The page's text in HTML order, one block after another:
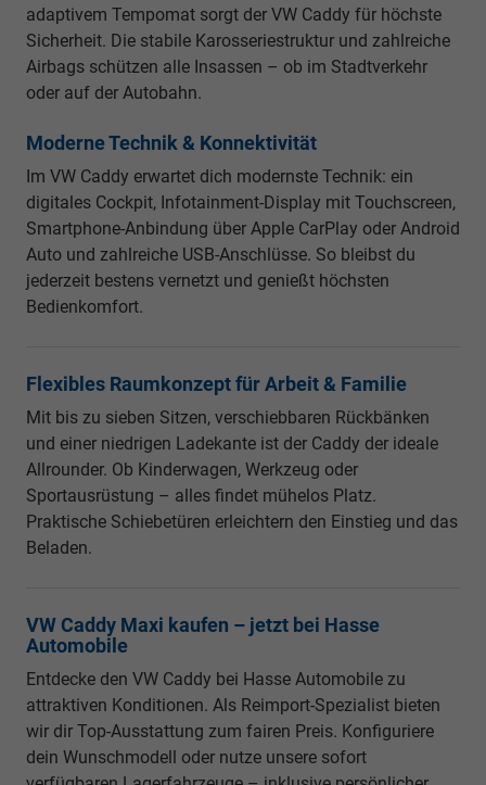
adaptivem Tempomat sorgt der VW Caddy für höchste
Sicherheit. Die stabile Karosseriestruktur und zahlreiche
Airbags schützen alle Insassen – ob im Stadtverkehr
oder auf der Autobahn.
Moderne Technik & Konnektivität
Im VW Caddy erwartet dich modernste Technik: ein
digitales Cockpit, Infotainment-Display mit Touchscreen,
Smartphone-Anbindung über Apple CarPlay oder Android
Auto und zahlreiche USB-Anschlüsse. So bleibst du
jederzeit bestens vernetzt und genießt höchsten
Bedienkomfort.
Flexibles Raumkonzept für Arbeit & Familie
Mit bis zu sieben Sitzen, verschiebbaren Rückbänken
und einer niedrigen Ladekante ist der Caddy der ideale
Allrounder. Ob Kinderwagen, Werkzeug oder
Sportausrüstung – alles findet mühelos Platz.
Praktische Schiebetüren erleichtern den Einstieg und das
Beladen.
VW Caddy Maxi kaufen – jetzt bei Hasse
Automobile
Entdecke den VW Caddy bei Hasse Automobile zu
attraktiven Konditionen. Als Reimport-Spezialist bieten
wir dir Top-Ausstattung zum fairen Preis. Konfiguriere
dein Wunschmodell oder nutze unsere sofort